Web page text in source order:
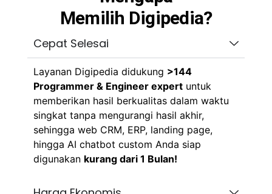
Memilih Digipedia?
Cepat Selesai
Layanan Digipedia didukung >144
Programmer & Engineer expert untuk
memberikan hasil berkualitas dalam waktu
singkat tanpa mengurangi hasil akhir,
sehingga web CRM, ERP, landing page,
hingga AI chatbot custom Anda siap
digunakan kurang dari 1 Bulan!